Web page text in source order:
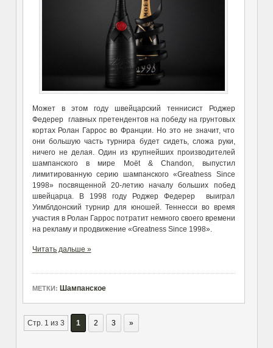
Может в этом году швейцарский теннисист Роджер
Федерер главных претендентов на победу на грунтовых
кортах Ролан Гаррос во Франции. Но это не значит, что
они большую часть турнира будет сидеть, сложа руки,
ничего не делая. Один из крупнейших производителей
шампанского в мире Moët & Chandon, выпустил
лимитированную серию шампанского «Greatness Since
1998» посвященной 20-летию началу больших побед
швейцарца. В 1998 году Роджер Федерер выиграл
Уимблдонский турнир для юношей. Теннесси во время
участия в Ролан Гаррос потратит немного своего времени
на рекламу и продвижение «Greatness Since 1998».
Читать дальше »
МЕТКИ: Шампанское
Стр. 1 из 3 1 2 3 »